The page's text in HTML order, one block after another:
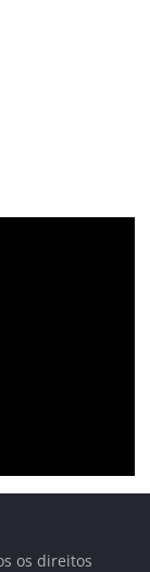
os direitos